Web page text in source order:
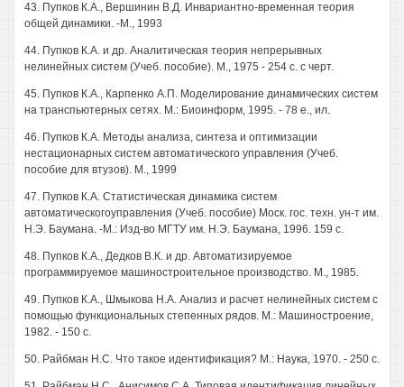
43. Пупков К.А., Вершинин В.Д. Инвариантно-временная теория
общей динамики. -М., 1993
44. Пупков К.А. и др. Аналитическая теория непрерывных
нелинейных систем (Учеб. пособие). М., 1975 - 254 с. с черт.
45. Пупков К.А., Карпенко А.П. Моделирование динамических систем
на транспьютерных сетях. М.: Биоинформ, 1995. - 78 е., ил.
46. Пупков К.А. Методы анализа, синтеза и оптимизации
нестационарных систем автоматического управления (Учеб.
пособие для втузов). М., 1999
47. Пупков К.А. Статистическая динамика систем
автоматическогоуправления (Учеб. пособие) Моск. гос. техн. ун-т им.
Н.Э. Баумана. -М.: Изд-во МГТУ им. Н.Э. Баумана, 1996. 159 с.
48. Пупков К.А., Дедков В.К. и др. Автоматизируемое
программируемое машиностроительное производство. М., 1985.
49. Пупков К.А., Шмыкова H.A. Анализ и расчет нелинейных систем с
помощью функциональных степенных рядов. М.: Машиностроение,
1982. - 150 с.
50. Райбман Н.С. Что такое идентификация? М.: Наука, 1970. - 250 с.